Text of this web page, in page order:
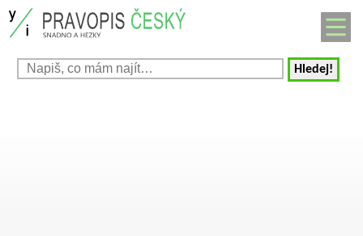
Hledej!